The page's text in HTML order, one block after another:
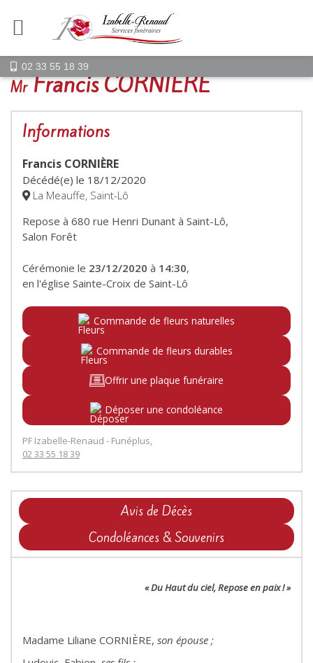
02 33 55 18 39
MrFrancis CORNIÈRE
Informations
Francis CORNIÈRE
Décédé(e) le 18/12/2020
La Meauffe, Saint-Lô
Repose à 680 rue Henri Dunant à Saint-Lô,
Salon Forêt
Cérémonie le 23/12/2020 à 14:30,
en l'église Sainte-Croix de Saint-Lô
Commande de fleurs naturelles
Commande de fleurs durables
Offrir une plaque funéraire
Déposer une condoléance
PF Izabelle-Renaud - Funéplus,
02 33 55 18 39
Avis de Décès
Condoléances & Souvenirs
« Du Haut du ciel, Repose en paix ! »
Madame Liliane CORNIÈRE, son épouse ;